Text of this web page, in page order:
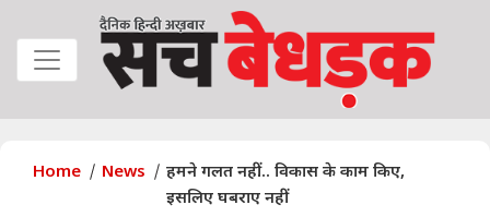
Home News
हमने गलत नहीं... विकास के काम किए,
इसलिए घबराए नहीं